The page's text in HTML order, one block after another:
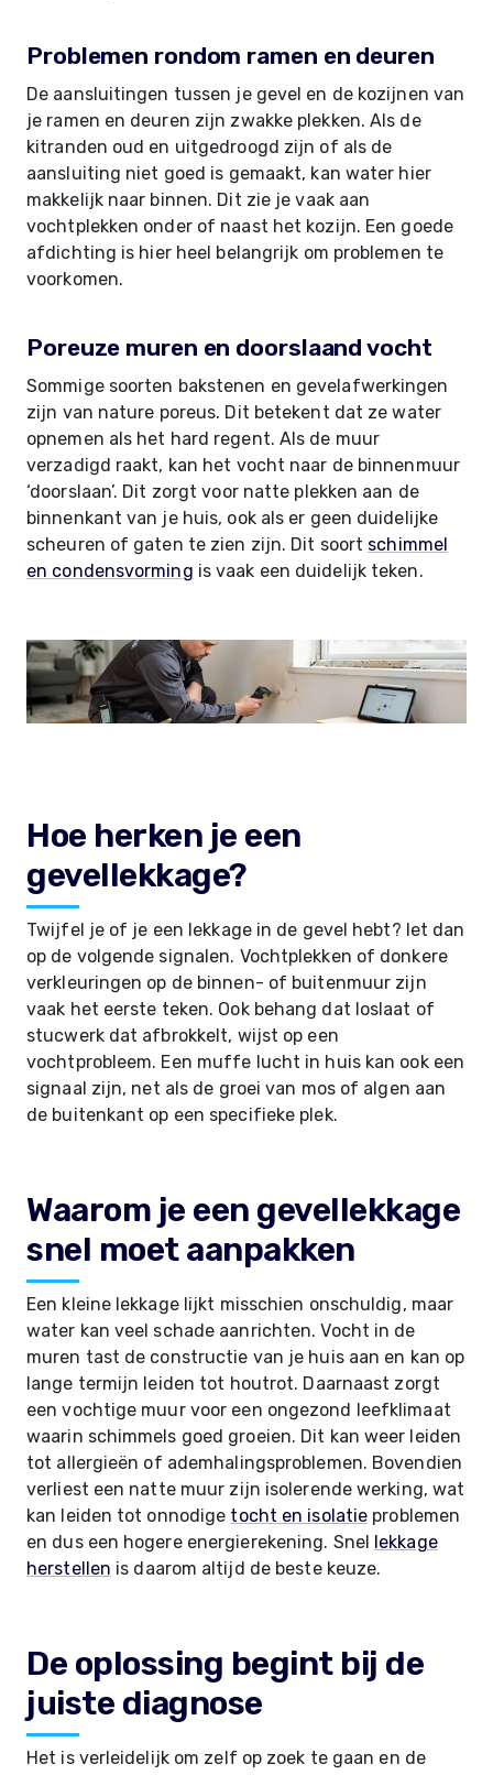
Problemen rondom ramen en deuren
De aansluitingen tussen je gevel en de kozijnen van
je ramen en deuren zijn zwakke plekken. Als de
kitranden oud en uitgedroogd zijn of als de
aansluiting niet goed is gemaakt, kan water hier
makkelijk naar binnen. Dit zie je vaak aan
vochtplekken onder of naast het kozijn. Een goede
afdichting is hier heel belangrijk om problemen te
voorkomen.
Poreuze muren en doorslaand vocht
Sommige soorten bakstenen en gevelafwerkingen
zijn van nature poreus. Dit betekent dat ze water
opnemen als het hard regent. Als de muur
verzadigd raakt, kan het vocht naar de binnenmuur
‘doorslaan’. Dit zorgt voor natte plekken aan de
binnenkant van je huis, ook als er geen duidelijke
scheuren of gaten te zien zijn. Dit soort schimmel
en condensvorming is vaak een duidelijk teken.
Hoe herken je een
gevellekkage?
Twijfel je of je een lekkage in de gevel hebt? let dan
op de volgende signalen. Vochtplekken of donkere
verkleuringen op de binnen- of buitenmuur zijn
vaak het eerste teken. Ook behang dat loslaat of
stucwerk dat afbrokkelt, wijst op een
vochtprobleem. Een muffe lucht in huis kan ook een
signaal zijn, net als de groei van mos of algen aan
de buitenkant op een specifieke plek.
Waarom je een gevellekkage
snel moet aanpakken
Een kleine lekkage lijkt misschien onschuldig, maar
water kan veel schade aanrichten. Vocht in de
muren tast de constructie van je huis aan en kan op
lange termijn leiden tot houtrot. Daarnaast zorgt
een vochtige muur voor een ongezond leefklimaat
waarin schimmels goed groeien. Dit kan weer leiden
tot allergieën of ademhalingsproblemen. Bovendien
verliest een natte muur zijn isolerende werking, wat
kan leiden tot onnodige tocht en isolatie problemen
en dus een hogere energierekening. Snel lekkage
herstellen is daarom altijd de beste keuze.
De oplossing begint bij de
juiste diagnose
Het is verleidelijk om zelf op zoek te gaan en de